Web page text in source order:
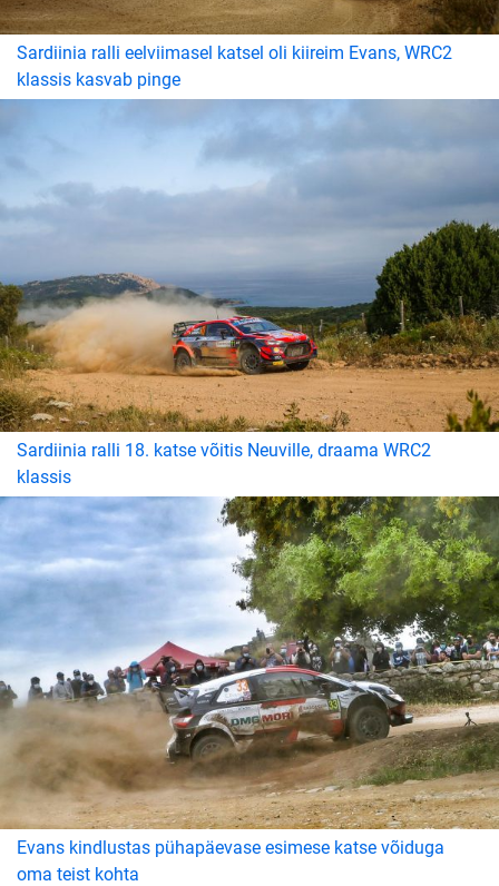
Sardiinia ralli eelviimasel katsel oli kiireim Evans, WRC2
klassis kasvab pinge
Sardiinia ralli 18. katse võitis Neuville, draama WRC2
klassis
Evans kindlustas pühapäevase esimese katse võiduga
oma teist kohta